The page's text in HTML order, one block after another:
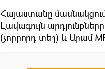
Հայաստանը մասնակցում
Լավագույն
(չորրորդ տեղ) և Արամ